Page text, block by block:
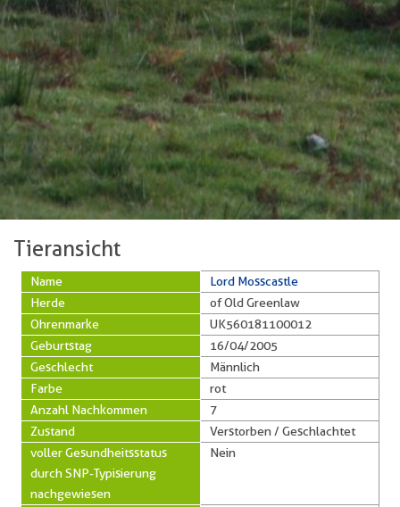
Tieransicht
Name
Lord Mosscastle
Herde
of Old Greenlaw
Ohrenmarke
UK560181100012
Geburtstag
16/04/2005
Geschlecht
Männlich
Farbe
rot
Anzahl Nachkommen
7
Zustand
Verstorben / Geschlachtet
voller Gesundheitsstatus
durch SNP-Typisierung
nachgewiesen
Nein